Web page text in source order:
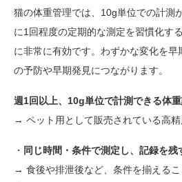
猫の体重管理では、10g単位での計測
に1回程度の定期的な測定を習慣化す
に非常に有効です。わずかな変化を
の予防や早期発見につながります。
週1回以上、10g単位で計測できる体
→ ペット用として販売されている高精
・ 同じ時間・条件で測定し、記録を残
→ 食後や排泄後など、条件を揃える